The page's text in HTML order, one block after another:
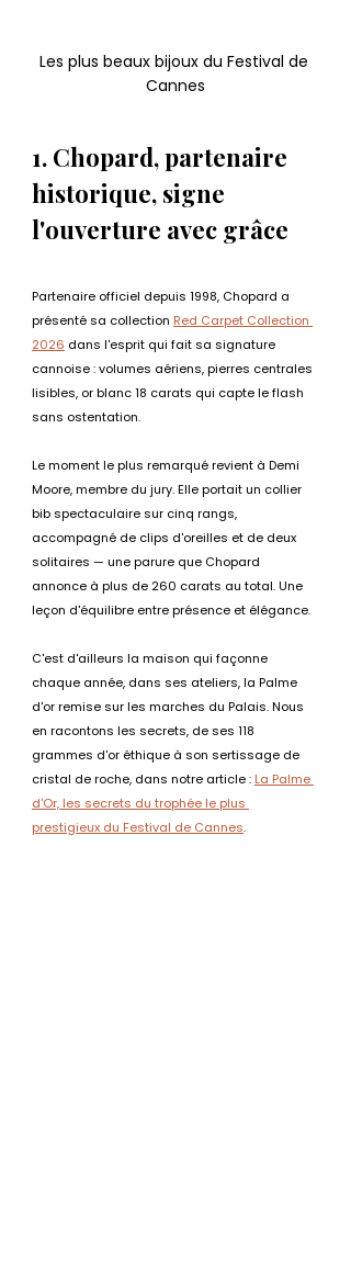
Les plus beaux bijoux du Festival de
Cannes
1. Chopard, partenaire
historique, signe
l'ouverture avec grâce
Partenaire officiel depuis 1998, Chopard a
présenté sa collection Red Carpet Collection
2026 dans l'esprit qui fait sa signature
cannoise : volumes aériens, pierres centrales
lisibles, or blanc 18 carats qui capte le flash
sans ostentation.
Le moment le plus remarqué revient à Demi
Moore, membre du jury. Elle portait un collier
bib spectaculaire sur cinq rangs,
accompagné de clips d'oreilles et de deux
solitaires — une parure que Chopard
annonce à plus de 260 carats au total. Une
leçon d'équilibre entre présence et élégance.
C'est d'ailleurs la maison qui façonne
chaque année, dans ses ateliers, la Palme
d'or remise sur les marches du Palais. Nous
en racontons les secrets, de ses 118
grammes d'or éthique à son sertissage de
cristal de roche, dans notre article : La Palme
d'Or, les secrets du trophée le plus
prestigieux du Festival de Cannes.